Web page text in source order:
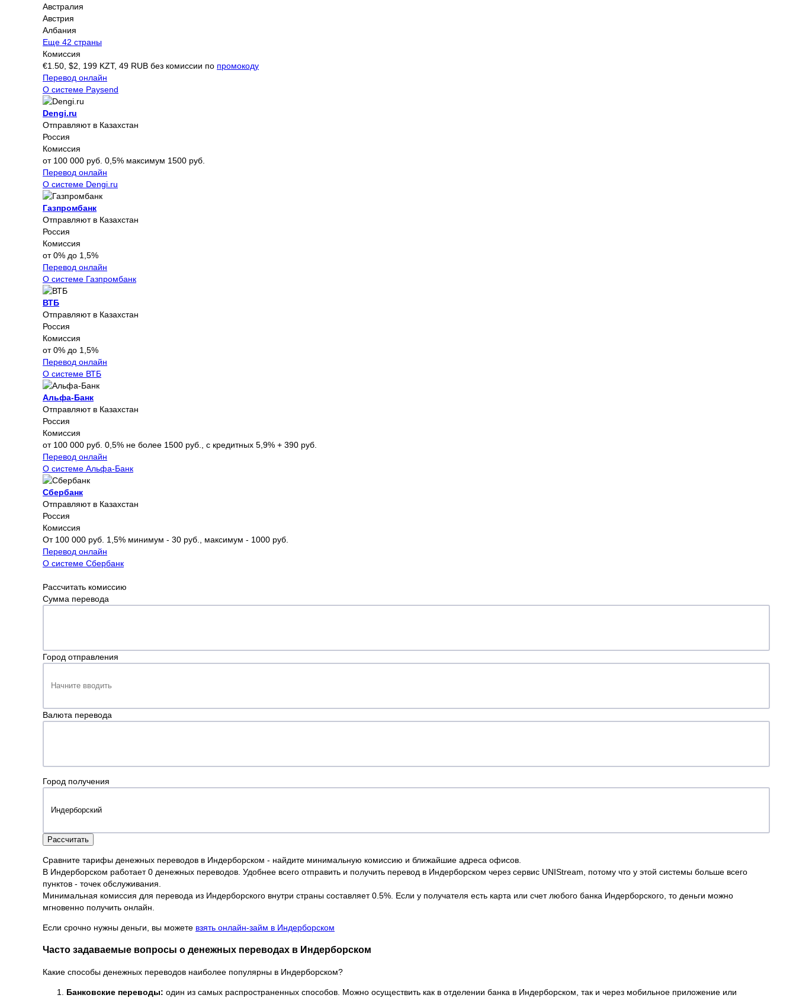
Австралия
Австрия
Албания
Еще 42 страны
Комиссия
€1.50, $2, 199 KZT, 49 RUB без комиссии по промокоду
Перевод онлайн
О системе Paysend
Dengi.ru
Отправляют в Казахстан
Россия
Комиссия
от 100 000 руб. 0,5% максимум 1500 руб.
Перевод онлайн
О системе Dengi.ru
Газпромбанк
Отправляют в Казахстан
Россия
Комиссия
от 0% до 1,5%
Перевод онлайн
О системе Газпромбанк
ВТБ
Отправляют в Казахстан
Россия
Комиссия
от 0% до 1,5%
Перевод онлайн
О системе ВТБ
Альфа-Банк
Отправляют в Казахстан
Россия
Комиссия
от 100 000 руб. 0,5% не более 1500 руб., с кредитных 5,9% + 390 руб.
Перевод онлайн
О системе Альфа-Банк
Сбербанк
Отправляют в Казахстан
Россия
Комиссия
От 100 000 руб. 1,5% минимум - 30 руб., максимум - 1000 руб.
Перевод онлайн
О системе Сбербанк
Рассчитать комиссию
Сумма перевода
Город отправления
Валюта перевода
Город получения
Рассчитать
Сравните тарифы денежных переводов в Индерборском - найдите минимальную комиссию и ближайшие адреса офисов.
В Индерборском работает 0 денежных переводов. Удобнее всего отправить и получить перевод в Индерборском через сервис UNIStream, потому что у этой системы больше всего
пунктов - точек обслуживания.
Минимальная комиссия для перевода из Индерборского внутри страны составляет 0.5%. Если у получателя есть карта или счет любого банка Индерборского, то деньги можно
мгновенно получить онлайн.
Если срочно нужны деньги, вы можете взять онлайн-займ в Индерборском
Часто задаваемые вопросы о денежных переводах в Индерборском
Какие способы денежных переводов наиболее популярны в Индерборском?
Банковские переводы: один из самых распространенных способов. Можно осуществить как в отделении банка в Индерборском, так и через мобильное приложение или